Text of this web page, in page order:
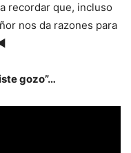
recordar que, incluso
nos da razones para
gozo”…